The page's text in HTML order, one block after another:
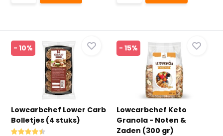
- 10%
Lowcarbchef Lower Carb
Bolletjes (4 stuks)
- 15%
Lowcarbchef Keto
Granola - Noten &
Zaden (300 gr)